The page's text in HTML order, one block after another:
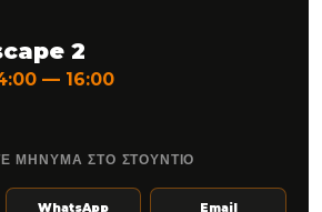
2
— 16:00
ΜΗΝΥΜΑ ΣΤΟ ΣΤΟΥΝΤΙΟ
WhatsApp Email